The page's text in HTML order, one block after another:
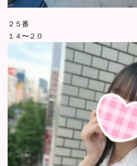
２５番
１４〜２０